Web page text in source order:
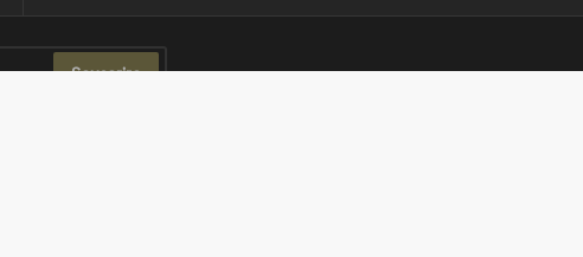
Souscrire